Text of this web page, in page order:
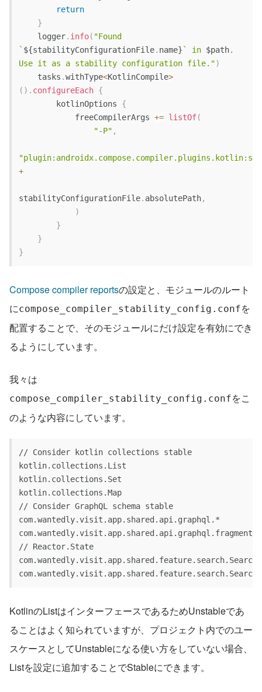
return
}
    logger
. info( "Found
` ${stabilityConfigurationFile. name} ` in $path.
Use it as a stability configuration file.")
    tasks
.withType<KotlinCompile>
( ) . configureEach {
        kotlinOptions
{
            freeCompilerArgs
+= listOf(
"-P" ,
+
stabilityConfigurationFile. absolutePath,
)
}
}
}
Compose compiler reportsの設定と、モジュールのルート
にcompose_compiler_stability_config.confを
配置することで、そのモジュールにだけ設定を有効にでき
るようにしています。
我々は
compose_compiler_stability_config.confをこ
のような内容にしています。
// Consider kotlin collections stable
kotlin.collections.List
kotlin.collections.Set
kotlin.collections.Map
// Consider GraphQL schema stable
com.wantedly.visit.app.shared.api.graphql.*
com.wantedly.visit.app.shared.api.graphql.fragment.*
// Reactor.State
KotlinのListはインターフェースであるためUnstableであ
ることはよく知られていますが、プロジェクト内でのユー
スケースとしてUnstableになる使い方をしていない場合、
Listを設定に追加することでStableにできます。